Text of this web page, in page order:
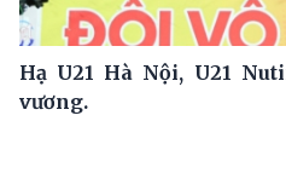
Hạ U21 Hà Nội, U21
vương.